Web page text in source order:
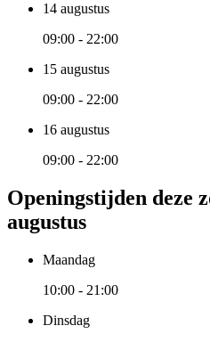
14 augustus
09:00 - 22:00
15 augustus
09:00 - 22:00
16 augustus
09:00 - 22:00
Openingstijden deze
augustus
Maandag
10:00 - 21:00
Dinsdag